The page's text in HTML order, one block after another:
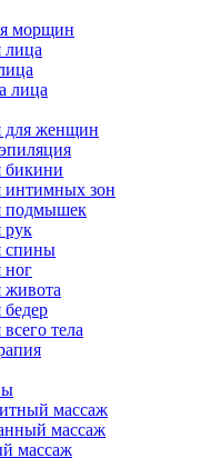
морщин
лица
лица
для женщин
бикини
интимных зон
подмышек
рук
спины
ног
живота
бедер
тела
массаж
массаж
массаж